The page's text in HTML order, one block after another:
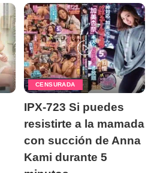
CENSURADA
IPX-723 Si puedes
resistirte a la mamada
con succión de Anna
Kami durante 5